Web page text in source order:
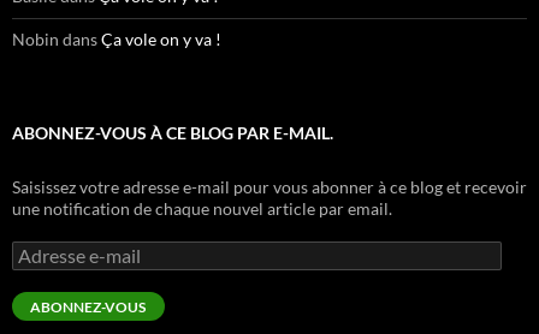
Nobin dansÇa vole on y va !
ABONNEZ-VOUS À CE BLOG PAR E-MAIL.
Saisissez votre adresse e-mail pour vous abonner à ce blog et recevoir
une notification de chaque nouvel article par email.
Adresse
e-
mail
ABONNEZ-VOUS